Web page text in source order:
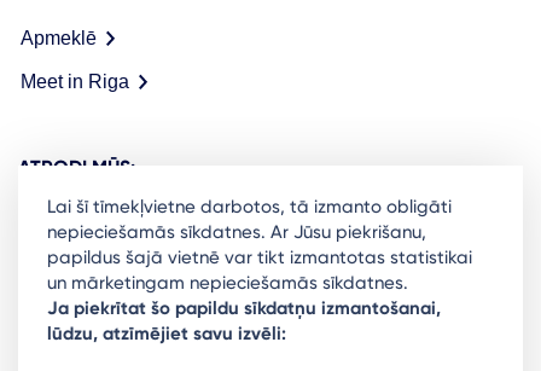
Apmeklē
Meet in Riga
ATRODI MŪS:
Ready to stay in the loop on Rigas business
community? Subscribe to our newsletter.
Lai šī tīmekļvietne darbotos, tā izmanto obligāti
nepieciešamās sīkdatnes. Ar Jūsu piekrišanu,
papildus šajā vietnē var tikt izmantotas statistikai
un mārketingam nepieciešamās sīkdatnes.
Ja piekrītat šo papildu sīkdatņu izmantošanai,
lūdzu, atzīmējiet savu izvēli: